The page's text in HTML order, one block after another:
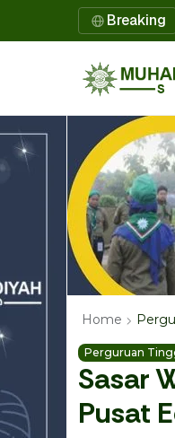
Breaking
Home
Perguruan
Sasar
Pusat